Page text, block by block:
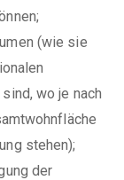
(wie sie
wo je nach
stehen);
der